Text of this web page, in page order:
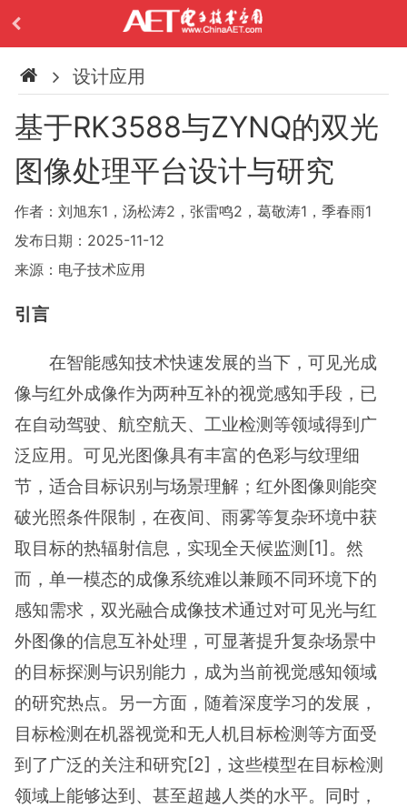
设计应用
基于RK3588与ZYNQ的双光
图像处理平台设计与研究
作者：刘旭东1，汤松涛2，张雷鸣2，葛敬涛1，季春雨1
发布日期：2025-11-12
来源：电子技术应用
引言
在智能感知技术快速发展的当下，可见光成
像与红外成像作为两种互补的视觉感知手段，已
在自动驾驶、航空航天、工业检测等领域得到广
泛应用。可见光图像具有丰富的色彩与纹理细
节，适合目标识别与场景理解；红外图像则能突
破光照条件限制，在夜间、雨雾等复杂环境中获
取目标的热辐射信息，实现全天候监测[1]。然
而，单一模态的成像系统难以兼顾不同环境下的
感知需求，双光融合成像技术通过对可见光与红
外图像的信息互补处理，可显著提升复杂场景中
的目标探测与识别能力，成为当前视觉感知领域
的研究热点。另一方面，随着深度学习的发展，
目标检测在机器视觉和无人机目标检测等方面受
到了广泛的关注和研究[2]，这些模型在目标检测
领域上能够达到、甚至超越人类的水平。同时，